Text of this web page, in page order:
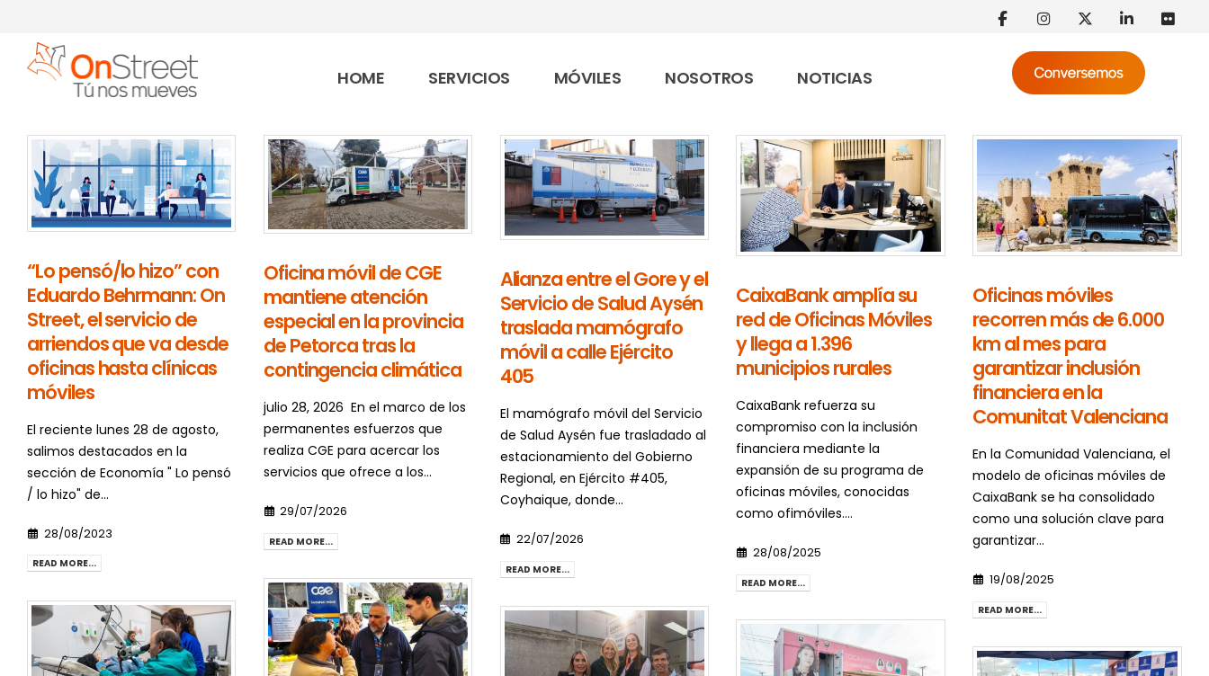
HOME SERVICIOS MÓVILES NOSOTROS NOTICIAS
“Lo pensó/lo hizo” con
Eduardo Behrmann: On
Street, el servicio de
arriendos que va desde
oficinas hasta clínicas
móviles
El reciente lunes 28 de agosto,
salimos destacados en la
sección de Economía " Lo pensó
/ lo hizo" de...
28/08/2023
READ MORE...
Oficina móvil de CGE
mantiene atención
especial en la provincia
de Petorca tras la
contingencia climática
julio 28, 2026 En el marco de los
permanentes esfuerzos que
realiza CGE para acercar los
servicios que ofrece a los...
29/07/2026
READ MORE...
Alianza entre el Gore y el
Servicio de Salud Aysén
traslada mamógrafo
móvil a calle Ejército
405
El mamógrafo móvil del Servicio
de Salud Aysén fue trasladado al
estacionamiento del Gobierno
Regional, en Ejército #405,
Coyhaique, donde...
22/07/2026
READ MORE...
CaixaBank amplía su
red de Oficinas Móviles
y llega a 1.396
municipios rurales
CaixaBank refuerza su
compromiso con la inclusión
financiera mediante la
expansión de su programa de
oficinas móviles, conocidas
como ofimóviles....
28/08/2025
READ MORE...
Oficinas móviles
recorren más de 6.000
km al mes para
garantizar inclusión
financiera en la
Comunitat Valenciana
En la Comunidad Valenciana, el
modelo de oficinas móviles de
CaixaBank se ha consolidado
como una solución clave para
garantizar...
19/08/2025
READ MORE...